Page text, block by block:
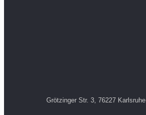
Grötzinger Str. 3, 76227 Karlsruhe